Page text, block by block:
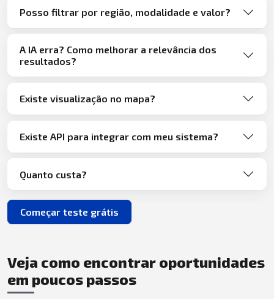
Posso filtrar por região, modalidade e valor?
A IA erra? Como melhorar a relevância dos
resultados?
Existe visualização no mapa?
Existe API para integrar com meu sistema?
Quanto custa?
Começar teste grátis
Veja como encontrar oportunidades
em poucos passos